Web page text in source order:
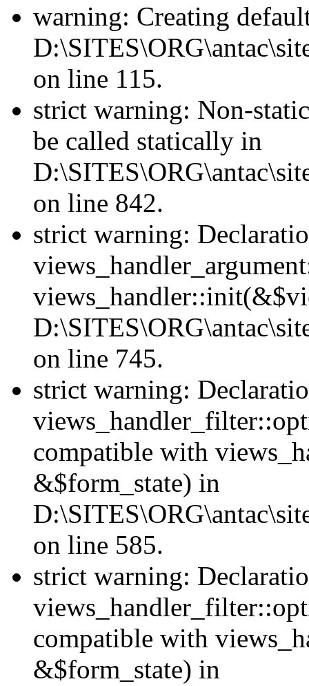
warning: Creating
on line 115.
strict warning: Non-
be called statically in
on line 842.
strict warning:
on line 745.
strict warning:
compatible with
&$form_state) in
on line 585.
strict warning:
compatible with
&$form_state) in